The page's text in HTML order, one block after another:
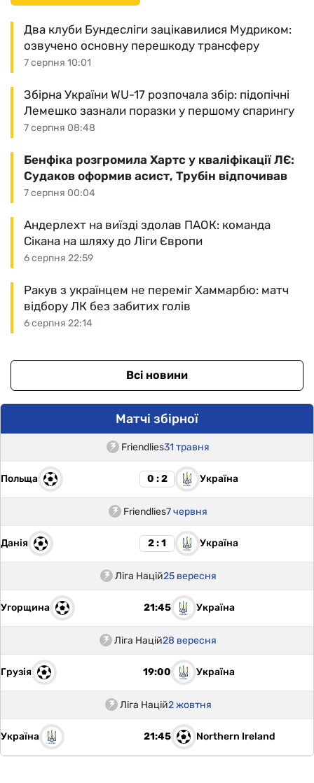
7 серпня 10:01
Два клуби Бундесліги зацікавилися Мудриком:
озвучено основну перешкоду трансферу
7 серпня 08:48
Збірна України WU-17 розпочала збір: підопічні
Лемешко зазнали поразки у першому спарингу
7 серпня 00:04
Бенфіка розгромила Хартс у кваліфікації ЛЄ:
Судаков оформив асист, Трубін відпочивав
6 серпня 22:59
Андерлехт на виїзді здолав ПАОК: команда
Сікана на шляху до Ліги Європи
6 серпня 22:14
Ракув з українцем не переміг Хаммарбю: матч
відбору ЛК без забитих голів
Всі новини
Матчі збірної
Friendlies31 травня
Польща 0 : 2 Україна
Friendlies7 червня
Данія 2 : 1 Україна
Ліга Націй25 вересня
Угорщина 21:45 Україна
Ліга Націй28 вересня
Грузія 19:00 Україна
Ліга Націй2 жовтня
Україна 21:45 Northern Ireland